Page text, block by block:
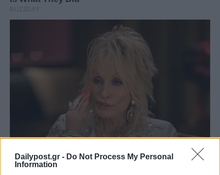
Dailypost.gr - Do Not Process My Personal
Information